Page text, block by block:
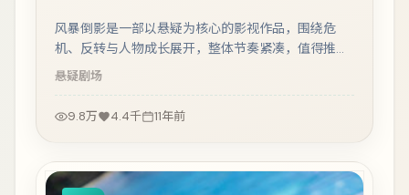
风暴倒影是一部以悬疑为核心的影视作品，围绕危
机、反转与人物成长展开，整体节奏紧凑，值得推荐
观看。
悬疑剧场
9.8万 4.4千 11年前